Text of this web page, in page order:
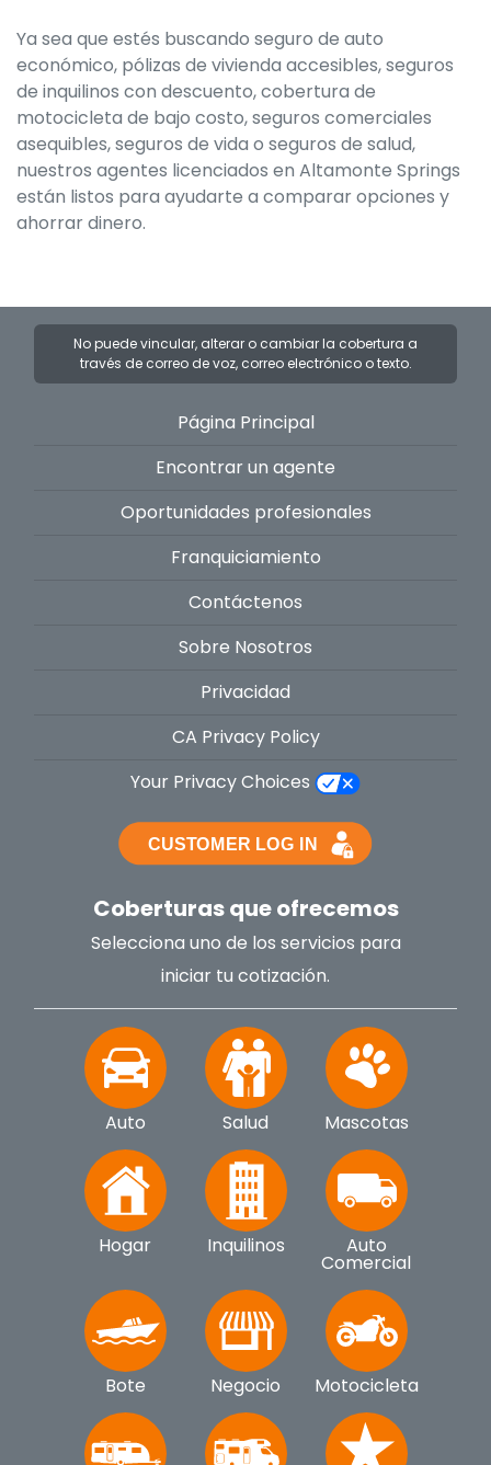
Ya sea que estés buscando seguro de auto
económico, pólizas de vivienda accesibles, seguros
de inquilinos con descuento, cobertura de
motocicleta de bajo costo, seguros comerciales
asequibles, seguros de vida o seguros de salud,
nuestros agentes licenciados en Altamonte Springs
están listos para ayudarte a comparar opciones y
ahorrar dinero.
No puede vincular, alterar o cambiar la cobertura a
través de correo de voz, correo electrónico o texto.
Página Principal
Encontrar un agente
Oportunidades profesionales
Franquiciamiento
Contáctenos
Sobre Nosotros
Privacidad
CA Privacy Policy
Your Privacy Choices
Coberturas que ofrecemos
Selecciona uno de los servicios para
iniciar tu cotización.
Auto Salud Mascotas
Hogar Inquilinos Auto
Comercial
Bote Negocio Motocicleta